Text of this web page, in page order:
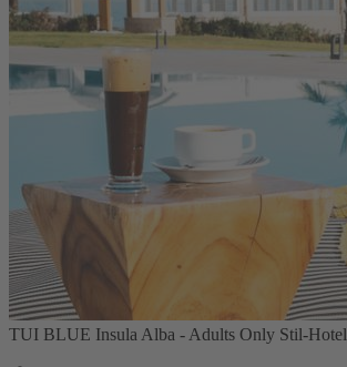
TUI BLUE Insula Alba - Adults Only Stil-Hotel